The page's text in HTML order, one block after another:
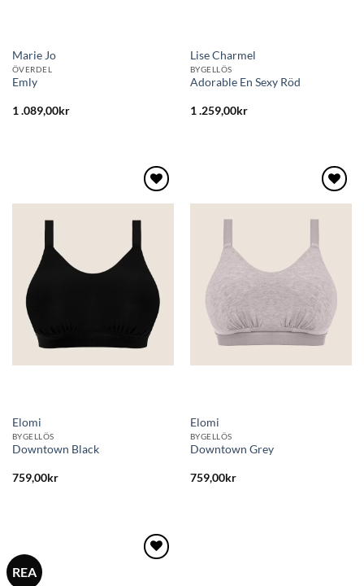
Marie Jo
ÖVERDEL
Emly
1 .089,00kr
Lise Charmel
BYGELLÖS
Adorable En Sexy Röd
1 .259,00kr
till i
Elomi
BYGELLÖS
Downtown Black
759,00kr
önskelistan
Elomi
BYGELLÖS
Downtown Grey
759,00kr
REA